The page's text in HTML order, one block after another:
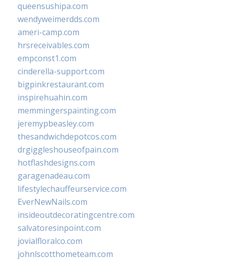
queensushipa.com
wendyweimerdds.com
ameri-camp.com
hrsreceivables.com
empconst1.com
cinderella-support.com
bigpinkrestaurant.com
inspirehuahin.com
memmingerspainting.com
jeremypbeasley.com
thesandwichdepotcos.com
drgiggleshouseofpain.com
hotflashdesigns.com
garagenadeau.com
lifestylechauffeurservice.com
EverNewNails.com
insideoutdecoratingcentre.com
salvatoresinpoint.com
jovialfloralco.com
johnlscotthometeam.com